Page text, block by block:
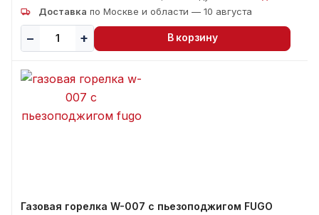
Доставка по Москве и области — 10 августа
В корзину
Газовая горелка W-007 с пьезоподжигом FUGO